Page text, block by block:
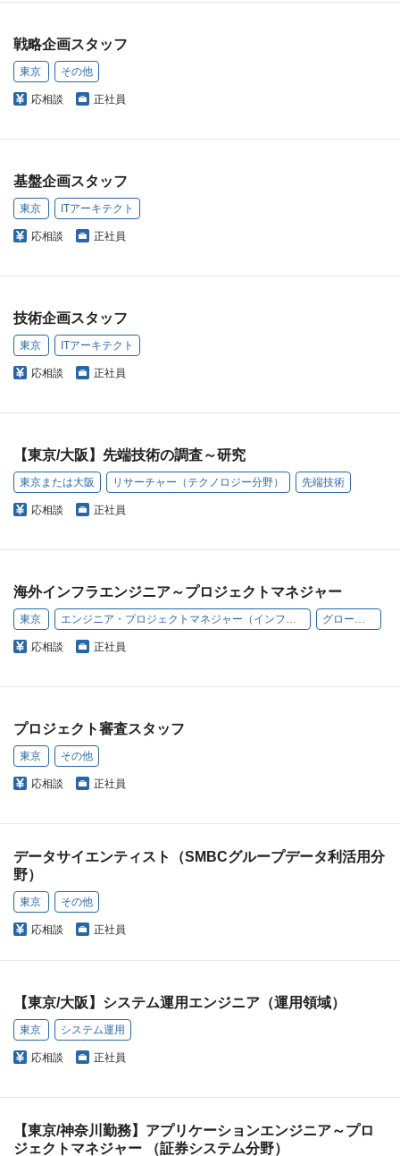
戦略企画スタッフ
東京 その他
応相談 正社員
基盤企画スタッフ
東京 ITアーキテクト
応相談 正社員
技術企画スタッフ
東京 ITアーキテクト
応相談 正社員
【東京/大阪】先端技術の調査～研究
東京または大阪 リサーチャー（テクノロジー分野） 先端技術
応相談 正社員
海外インフラエンジニア～プロジェクトマネジャー
東京 エンジニア・プロジェクトマネジャー（インフラ） グローバル
応相談 正社員
プロジェクト審査スタッフ
東京 その他
応相談 正社員
データサイエンティスト（SMBCグループデータ利活用分
野）
東京 その他
応相談 正社員
【東京/大阪】システム運用エンジニア（運用領域）
東京 システム運用
応相談 正社員
【東京/神奈川勤務】アプリケーションエンジニア～プロ
ジェクトマネジャー （証券システム分野）